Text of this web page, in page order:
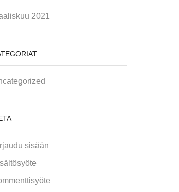
2021
sisään